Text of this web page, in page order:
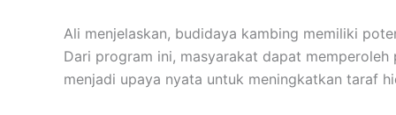
Ali menjelaskan, budidaya kambing memiliki
Dari program ini, masyarakat dapat
menjadi upaya nyata untuk meningkatkan taraf